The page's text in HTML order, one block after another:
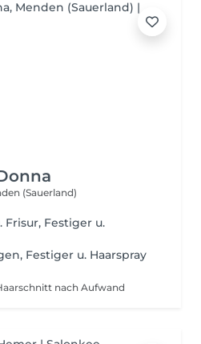
(Sauerland)
Frisur, Festiger u.
Festiger u. Haarspray
nach Aufwand